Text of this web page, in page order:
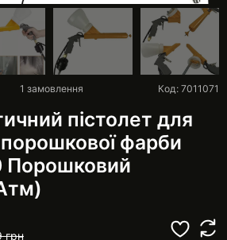
пістолет для
фарби
Порошковий
Код: 7011071
1 замовлення
грн